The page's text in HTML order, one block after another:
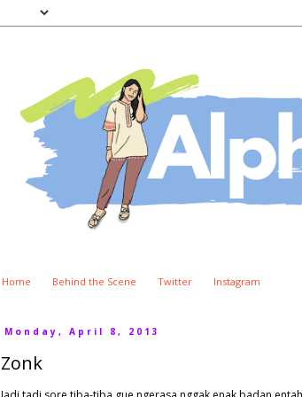
Home Behind the Scene Twitter Instagram
Monday, April 8, 2013
Zonk